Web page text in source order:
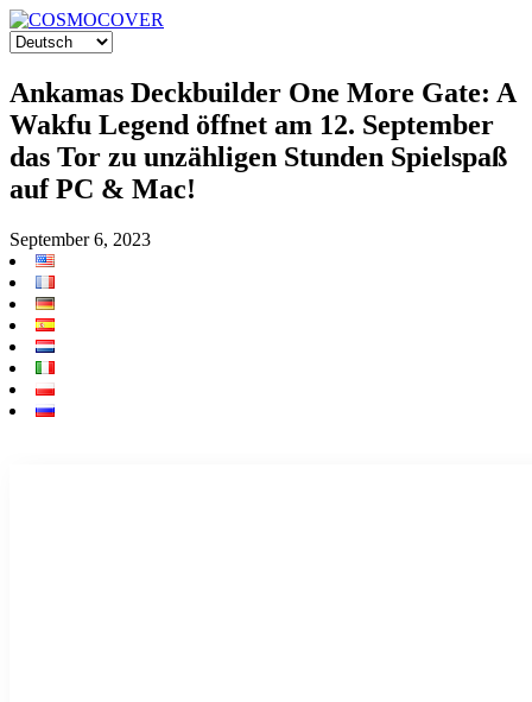
Ankamas Deckbuilder One More Gate: A
Wakfu Legend öffnet am 12. September
das Tor zu unzähligen Stunden Spielspaß
auf PC & Mac!
September 6, 2023